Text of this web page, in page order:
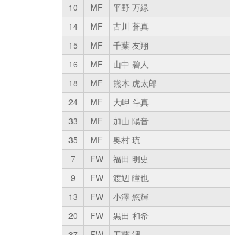
10
MF 平野 万緑
14
MF 古川 蒼真
15
MF 千葉 友翔
16
MF 山中 碧人
18
MF 熊木 虎太郎
24
MF 大岬 斗真
33
MF 加山 陽音
35
MF 奥村 琉
7
FW 福田 明史
9
FW 渡辺 瞳也
13
FW 小澤 悠輝
20
FW 黒田 和希